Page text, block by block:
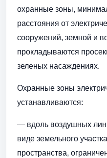
охранные зоны,
расстояния от
сооружений, земной и
прокладываются
зеленых насаждениях.
Охранные зоны
устанавливаются:
— вдоль воздушных
виде земельного
пространства,